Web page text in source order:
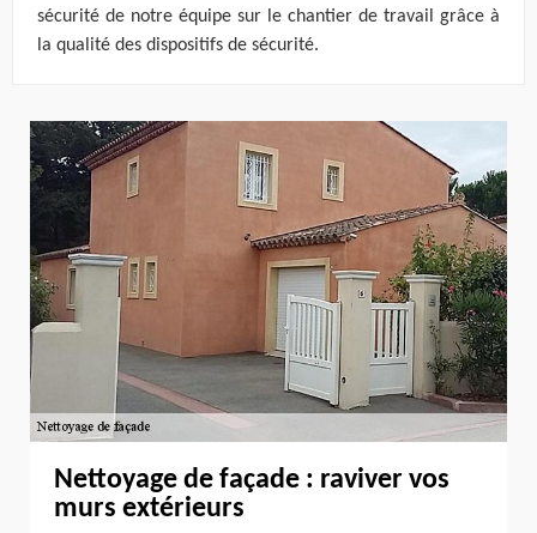
sécurité de notre équipe sur le chantier de travail grâce à
la qualité des dispositifs de sécurité.
Nettoyage de façade : raviver vos
murs extérieurs